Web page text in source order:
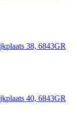
38, 6843GR
40, 6843GR